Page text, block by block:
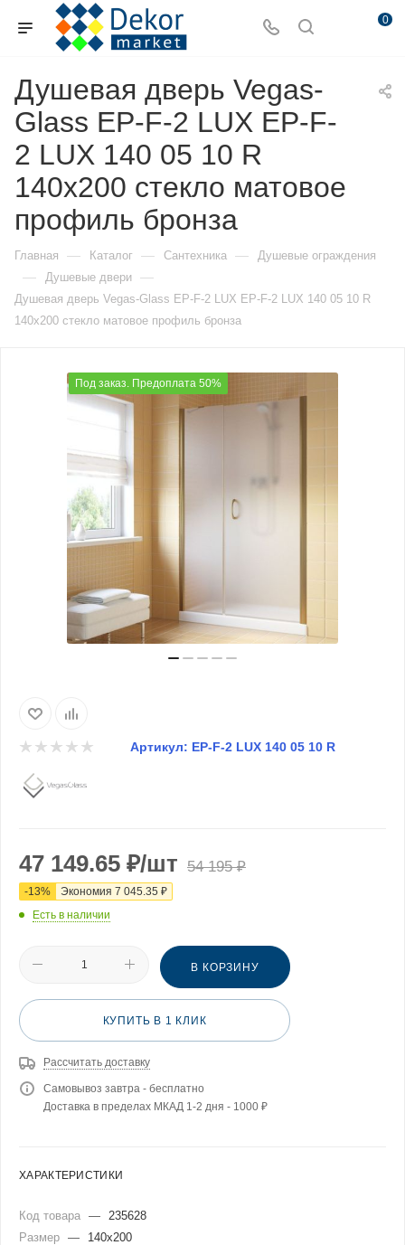
0
Душевая дверь Vegas-
Glass EP-F-2 LUX EP-F-
2 LUX 140 05 10 R
140х200 стекло матовое
профиль бронза
Главная — Каталог — Сантехника — Душевые ограждения
— Душевые двери —
Душевая дверь Vegas-Glass EP-F-2 LUX EP-F-2 LUX 140 05 10 R
140х200 стекло матовое профиль бронза
Под заказ. Предоплата 50%
Артикул: EP-F-2 LUX 140 05 10 R
47 149.65 ₽/шт 54 195₽
-13% Экономия 7 045.35 ₽
Есть в наличии
В КОРЗИНУ
КУПИТЬ В 1 КЛИК
Рассчитать доставку
Самовывоз завтра - бесплатно
Доставка в пределах МКАД 1-2 дня - 1000 ₽
ХАРАКТЕРИСТИКИ
Код товара —
235628
Размер —
140x200